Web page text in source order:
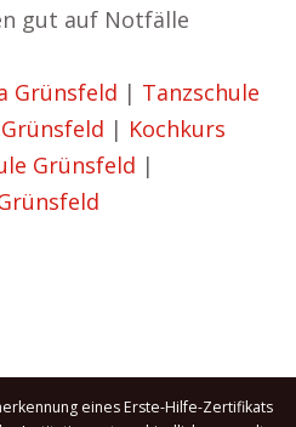
gut auf Notfälle
Grünsfeld | Tanzschule
| Kochkurs
Grünsfeld |
eines Erste-Hilfe-Zertifikats